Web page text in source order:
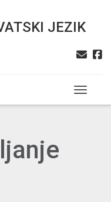
JEZIK
Toggle